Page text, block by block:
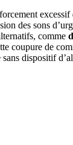
excessif
des sons
comme
coupure de
dispositif